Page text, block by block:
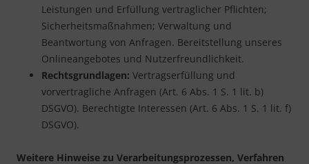
Leistungen und Erfüllung vertraglicher Pflichten;
Sicherheitsmaßnahmen; Verwaltung und
Beantwortung von Anfragen. Bereitstellung unseres
Onlineangebotes und Nutzerfreundlichkeit.
Rechtsgrundlagen: Vertragserfüllung und
vorvertragliche Anfragen (Art. 6 Abs. 1 S. 1 lit. b)
DSGVO). Berechtigte Interessen (Art. 6 Abs. 1 S. 1 lit. f)
DSGVO).
Weitere Hinweise zu Verarbeitungsprozessen, Verfahren